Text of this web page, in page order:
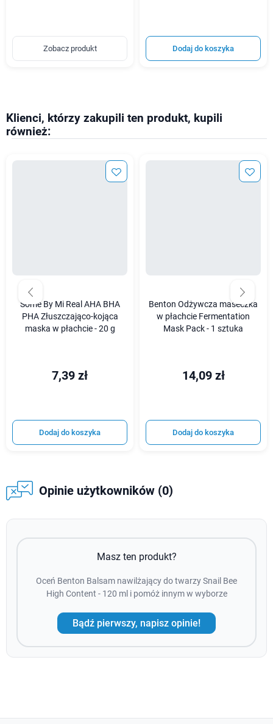
Zobacz produkt Dodaj do koszyka
Klienci, którzy zakupili ten produkt, kupili
również:
Some By Mi Real AHA BHA
PHA Złuszczająco-kojąca
maska w płachcie - 20 g
7,39 zł
Dodaj do koszyka
Benton Odżywcza maseczka
w płachcie Fermentation
Mask Pack - 1 sztuka
14,09 zł
Dodaj do koszyka
Opinie użytkowników (0)
Masz ten produkt?
Oceń Benton Balsam nawilżający do twarzy Snail Bee
High Content - 120 ml i pomóż innym w wyborze
Bądź pierwszy, napisz opinie!